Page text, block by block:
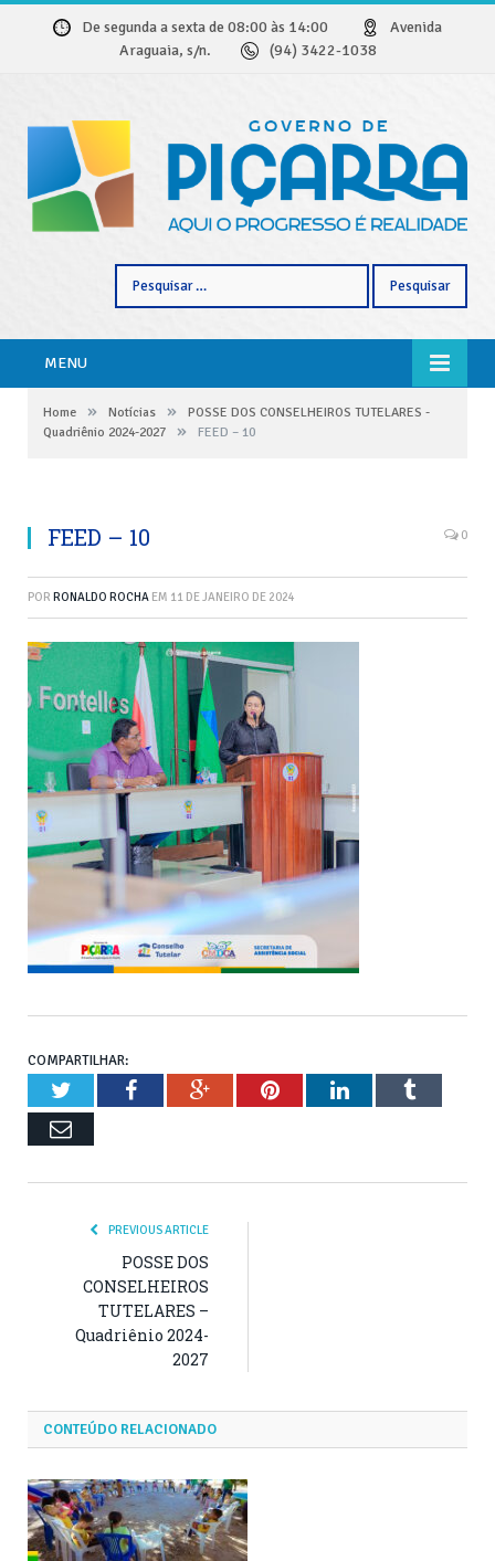
De segunda a sexta de 08:00 às 14:00
Avenida
Araguaia, s/n.
(94) 3422-1038
MENU
Home » Notícias »
POSSE DOS CONSELHEIROS TUTELARES -
Quadriênio 2024-2027
» FEED – 10
FEED – 10 0
POR RONALDO ROCHA EM 11 DE JANEIRO DE 2024
COMPARTILHAR:
TwitterFacebookGoogle+PinterestLinkedInTumblr
Email
PREVIOUS ARTICLE
POSSE DOS
CONSELHEIROS
TUTELARES –
Quadriênio 2024-
2027
CONTEÚDO RELACIONADO